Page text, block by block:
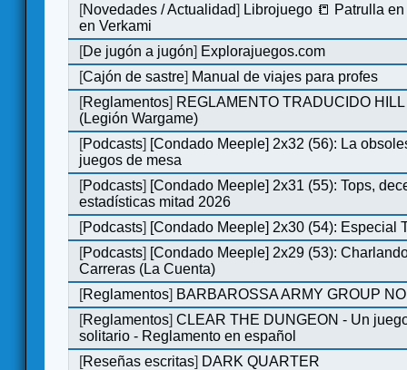
[Novedades / Actualidad] Librojuego 📒 Patrulla
en Verkami
[De jugón a jugón] Explorajuegos.com
[Cajón de sastre] Manual de viajes para profes
[Reglamentos] REGLAMENTO TRADUCIDO
(Legión Wargame)
[Podcasts] [Condado Meeple] 2x32 (56): La
juegos de mesa
[Podcasts] [Condado Meeple] 2x31 (55): Tops,
estadísticas mitad 2026
[Podcasts] [Condado Meeple] 2x30 (54): Especial
[Podcasts] [Condado Meeple] 2x29 (53):
Carreras (La Cuenta)
[Reglamentos] BARBAROSSA ARMY GROUP
[Reglamentos]CLEAR THE DUNGEON - Un
solitario - Reglamento en español
[Reseñas escritas] DARK QUARTER